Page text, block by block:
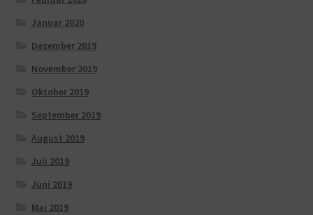
Januar 2020
Dezember 2019
November 2019
Oktober 2019
September 2019
August 2019
Juli 2019
Juni 2019
Mai 2019